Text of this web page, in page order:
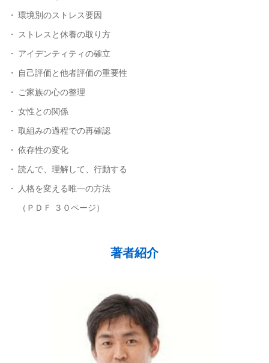
環境別のストレス要因
ストレスと休養の取り方
アイデンティティの確立
自己評価と他者評価の重要性
ご家族の心の整理
女性との関係
取組みの過程での再確認
依存性の変化
読んで、理解して、行動する
人格を変える唯一の方法
（ＰＤＦ ３０ページ）
著者紹介